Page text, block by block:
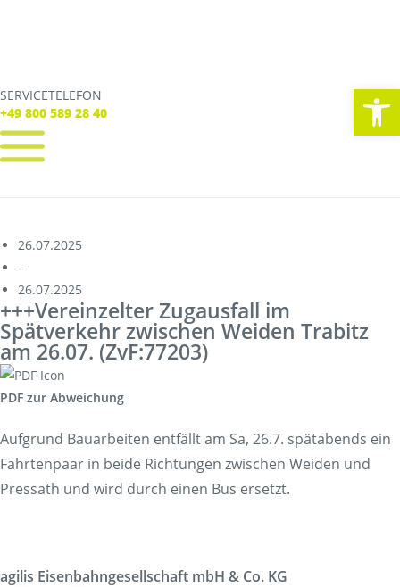
SERVICETELEFON
+49 800 589 28 40
SERVICE TELEFON
+49 800 589 28 40
Verbindungen
Tickets
Freizeit
Service
Unternehmen
26.07.2025
–
26.07.2025
+++Vereinzelter Zugausfall im
Spätverkehr zwischen Weiden Trabitz
am 26.07. (ZvF:77203)
PDF zur Abweichung
Aufgrund Bauarbeiten entfällt am Sa, 26.7. spätabends ein
Fahrtenpaar in beide Richtungen zwischen Weiden und
Pressath und wird durch einen Bus ersetzt.
agilis Eisenbahngesellschaft mbH & Co. KG